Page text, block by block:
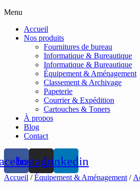
Menu
Accueil
Nos produits
Fournitures de bureau
Informatique & Bureautique
Informatique & Bureautique
Équipement & Aménagement
Classement & Archivage
Papeterie
Courrier & Expédition
Cartouches & Toners
À propos
Blog
Contact
InstagramLinkedin
Accueil /Équipement & Aménagement /